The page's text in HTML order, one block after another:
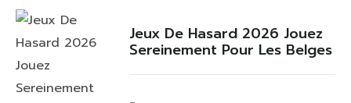
Jeux De Hasard 2026 Jouez
Sereinement Pour Les Belges